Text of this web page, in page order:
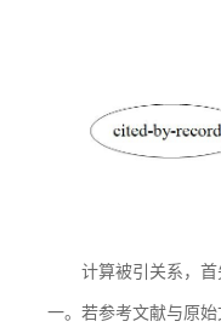
计算被引关系，
一。若参考文献与原